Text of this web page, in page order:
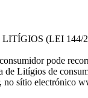
(LEI 144/
pode
de Litígios de
no sítio electrónico